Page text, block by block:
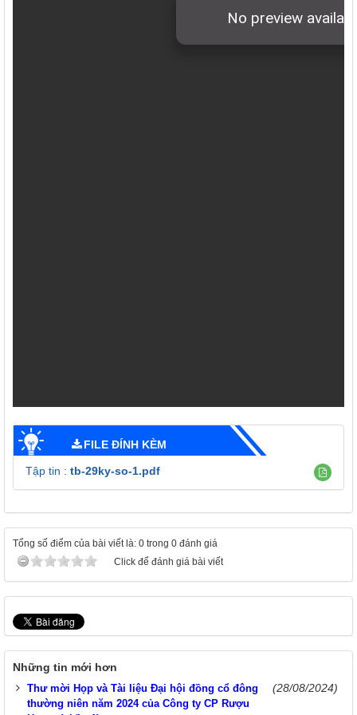
FILE ĐÍNH KÈM
Tập tin : tb-29ky-so-1.pdf
Tổng số điểm của bài viết là: 0 trong 0 đánh giá
Click để đánh giá bài viết
Những tin mới hơn
Thư mời Họp và Tài liệu Đại hội đồng cổ đông
thường niên năm 2024 của Công ty CP Rượu
(28/08/2024)